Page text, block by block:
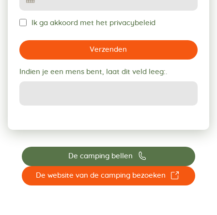
Ik ga akkoord met het privacybeleid
Verzenden
Indien je een mens bent, laat dit veld leeg:.
De camping bellen 📞
De website van de camping bezoeken ☐